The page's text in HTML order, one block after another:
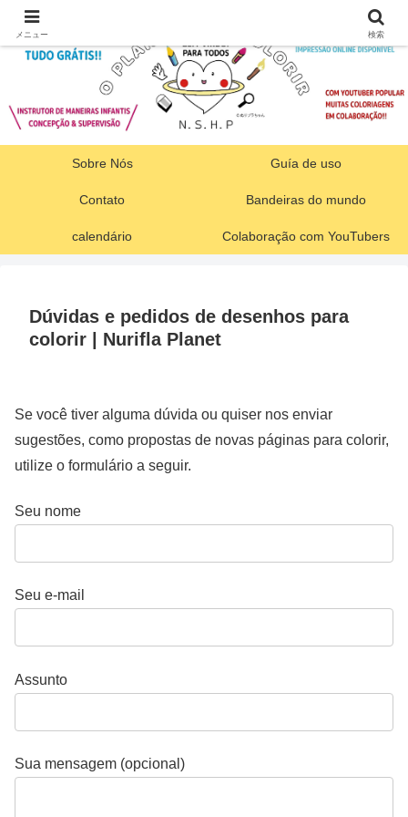
Sobre Nós Guía de uso
Contato Bandeiras do mundo
calendário Colaboração com YouTubers
Dúvidas e pedidos de desenhos para
colorir | Nurifla Planet
Se você tiver alguma dúvida ou quiser nos enviar
sugestões, como propostas de novas páginas para colorir,
utilize o formulário a seguir.
Seu nome
Seu e-mail
Assunto
Sua mensagem (opcional)
メニュー 検索